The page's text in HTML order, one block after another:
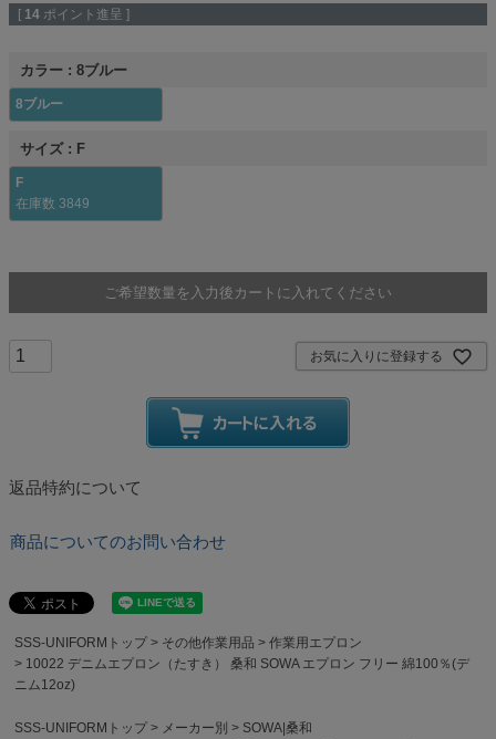
[ 14 ポイント進呈 ]
サイズ F
F
在庫数 3849
カラー 8ブルー
8ブルー
ご希望数量を入力後カートに入れてください
お気に入りに登録する
返品特約について
商品についてのお問い合わせ
SSS-UNIFORMトップ その他作業用品
作業用エプロン
10022 デニムエプロン（たすき） 桑和 SOWA エプロン フリー 綿100％(デ
ニム12oz)
SSS-UNIFORMトップ メーカー別
SOWA|桑和